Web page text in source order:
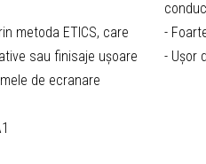
metoda ETICS, care
sau finisaje ușoare
de ecranare
-
- Ușor